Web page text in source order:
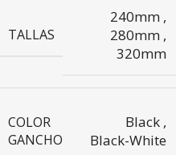
TALLAS
240mm ,
280mm ,
320mm
COLOR
GANCHO
Black ,
Black-White